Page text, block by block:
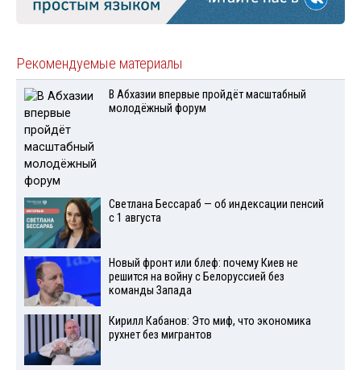
Рекомендуемые материалы
В Абхазии впервые пройдёт масштабный
молодёжный форум
Светлана Бессараб — об индексации пенсий
с 1 августа
Новый фронт или блеф: почему Киев не
решится на войну с Белоруссией без
команды Запада
Кирилл Кабанов: Это миф, что экономика
рухнет без мигрантов